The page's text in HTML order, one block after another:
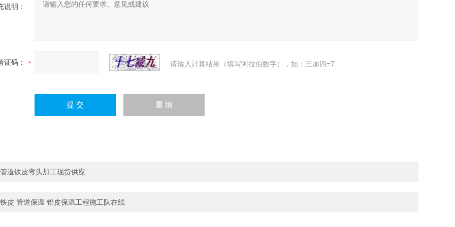
说明：
证码： 请输入计算结果（填写阿拉伯数字），如：三加四=7
管道铁皮弯头加工现货供应
铁皮 管道保温 铝皮保温工程施工队在线